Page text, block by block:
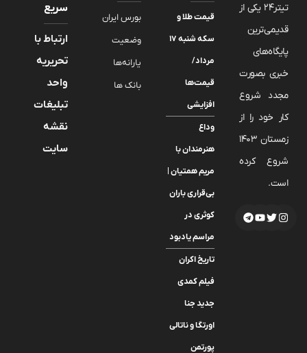
تیتر24 یکی از
قدیمی‌ترین
پایگاه‌های
خبری بصورت
مجدد شروع
کار خود را از
زمستان 1403
شروع کرده
است.
قیمت طلا و
سکه شنبه ۱۷
مرداد/
قیمت‌ها
افزایشی
وداع
هنرمندان با
مریم همتیان |
بی‌قراری باران
کوثری در
مراسم یادبود
تاریخ اکران
فیلم کمدی
جدید جنا
اورتگا و ناتالی
پورتمن
بورس ایران
وضعیت
یارانه‌ها
بانک ها
سریع
ارتباط با
تحریریه
واحد
تبلیغات
نقشه
سایت